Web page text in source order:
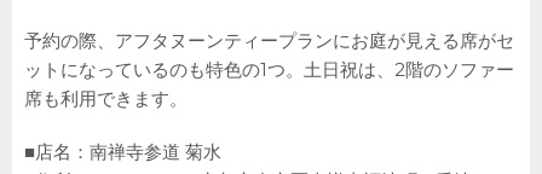
予約の際、アフタヌーンティープランにお庭が見える席がセ
ットになっているのも特色の1つ。土日祝は、2階のソファー
席も利用できます。
■店名：南禅寺参道 菊水